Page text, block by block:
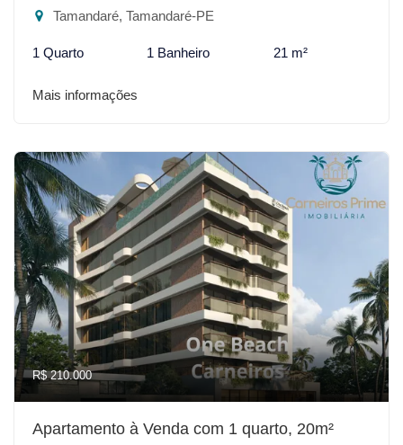
Tamandaré, Tamandaré-PE
1 Quarto 1 Banheiro 21 m²
Mais informações
R$ 210.000
Apartamento à Venda com 1 quarto, 20m²